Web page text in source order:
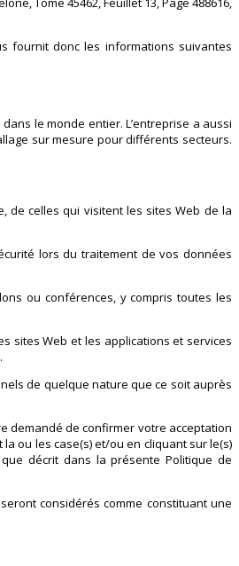
fournit donc les informations suivantes
le monde entier. L’entreprise a aussi
sur mesure pour différents secteurs.
de celles qui visitent les sites Web de la
lors du traitement de vos données
ou conférences, y compris toutes les
sites Web et les applications et services
de quelque nature que ce soit auprès
demandé de confirmer votre acceptation
ou les case(s) et/ou en cliquant sur le(s)
décrit dans la présente Politique de
considérés comme constituant une